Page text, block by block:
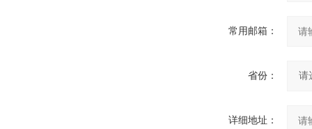
常用邮箱：
省份：
详细地址：